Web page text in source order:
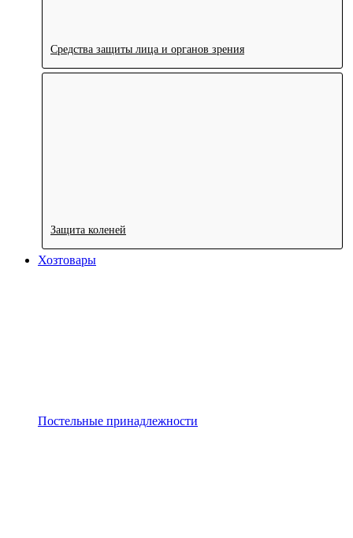
Средства защиты лица и органов зрения
Защита коленей
Хозтовары
Постельные принадлежности